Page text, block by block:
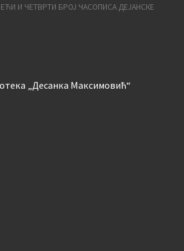
И ЧЕТВРТИ БРОЈ ЧАСОПИСА ДЕЈАНСКЕ
„Десанка Максимовић“